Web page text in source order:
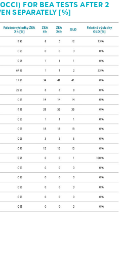
FOR BEA TESTS AFTER 2
SEPARATELY [%]